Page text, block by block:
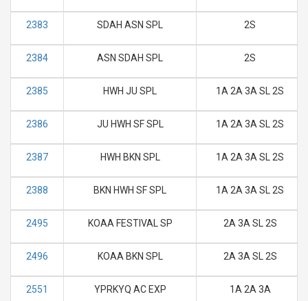
2383 SDAH ASN SPL 2S
2384 ASN SDAH SPL 2S
2385 HWH JU SPL 1A 2A 3A SL 2S
2386 JU HWH SF SPL 1A 2A 3A SL 2S
2387 HWH BKN SPL 1A 2A 3A SL 2S
2388 BKN HWH SF SPL 1A 2A 3A SL 2S
2495 KOAA FESTIVAL SP 2A 3A SL 2S
2496 KOAA BKN SPL 2A 3A SL 2S
2551 YPRKYQ AC EXP 1A 2A 3A